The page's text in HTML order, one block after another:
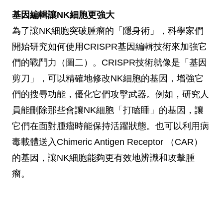
基因編輯讓NK細胞更強大
為了讓NK細胞突破腫瘤的「隱身術」，科學家們
開始研究如何使用CRISPR基因編輯技術來加強它
們的戰鬥力（圖二）。CRISPR技術就像是「基因
剪刀」，可以精確地修改NK細胞的基因，增強它
們的搜尋功能，優化它們攻擊武器。例如，研究人
員能刪除那些會讓NK細胞「打瞌睡」的基因，讓
它們在面對腫瘤時能保持活躍狀態。也可以利用病
毒載體送入Chimeric Antigen Receptor （CAR）
的基因，讓NK細胞能夠更有效地辨識和攻擊腫
瘤。